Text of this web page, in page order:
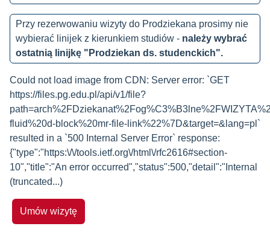
Przy rezerwowaniu wizyty do Prodziekana prosimy nie
wybierać linijek z kierunkiem studiów - należy wybrać
ostatnią linijkę "Prodziekan ds. studenckich".
Could not load image from CDN: Server error: `GET
https://files.pg.edu.pl/api/v1/file?
fluid%20d-block%20mr-file-link%22%7D&target=&lang=pl`
resulted in a `500 Internal Server Error` response:
{"type":"https:\/\/tools.ietf.org\/html\/rfc2616#section-
10","title":"An error occurred","status":500,"detail":"Internal
(truncated...)
Umów wizytę